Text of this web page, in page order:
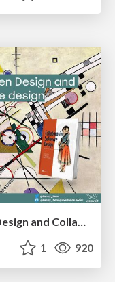
Introduction to Domain-Driven Design and Collaborative software design
1 920